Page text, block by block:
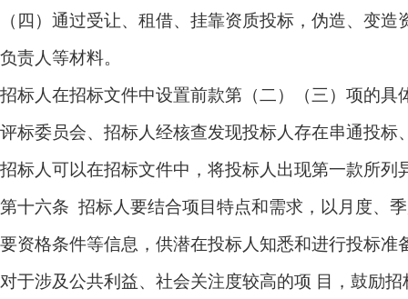
（四）通过受让、租借、挂靠资质投标，伪造、变
负责人等材料。
招标人在招标文件中设置前款第（二）（三）项的
评标委员会、招标人经核查发现投标人存在串通投
招标人可以在招标文件中，将投标人出现第一款所
第十六条 招标人要结合项目特点和需求，以月度、
要资格条件等信息，供潜在投标人知悉和进行投标
对于涉及公共利益、社会关注度较高的项 目，鼓励